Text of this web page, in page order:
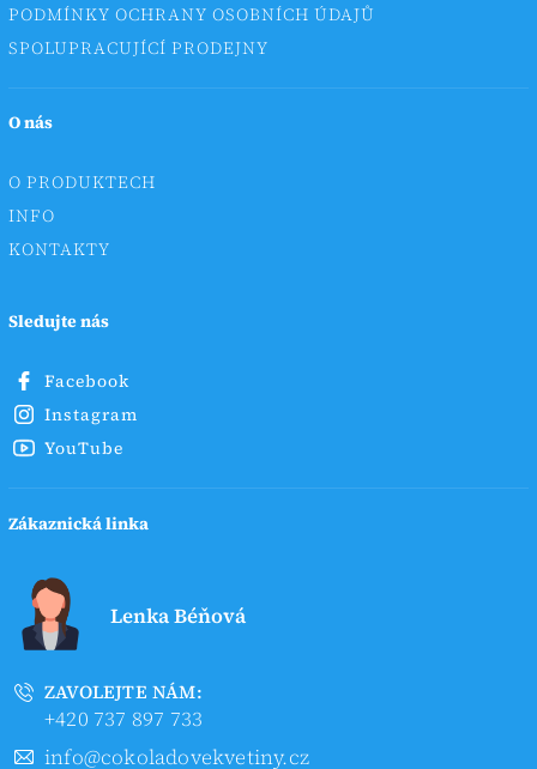
PODMÍNKY OCHRANY OSOBNÍCH ÚDAJŮ
SPOLUPRACUJÍCÍ PRODEJNY
O nás
O PRODUKTECH
INFO
KONTAKTY
Sledujte nás
Facebook
Instagram
YouTube
Zákaznická linka
Lenka Béňová
ZAVOLEJTE NÁM:
+420 737 897 733
info@cokoladovekvetiny.cz